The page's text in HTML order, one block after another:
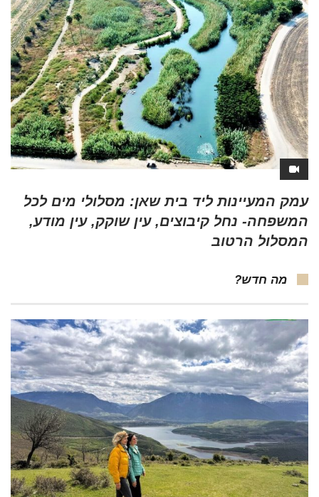
עמק המעיינות ליד בית שאן: מסלולי מים לכל
המשפחה- נחל קיבוצים, עין שוקק, עין מודע,
המסלול הרטוב
מה חדש?